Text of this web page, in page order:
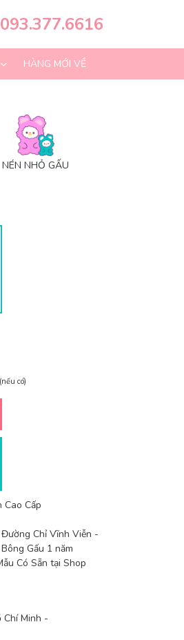
093.377.6616
HÀNG MỚI VỀ
NÉN NHỎ GẤU
có)
Cao Cấp
Chỉ Vĩnh Viễn -
Gấu 1 năm
Có Sẵn tại Shop
Chí Minh -